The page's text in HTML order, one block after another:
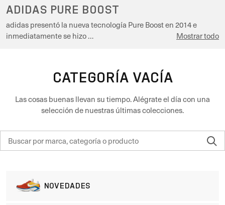
ADIDAS PURE BOOST
adidas presentó la nueva tecnología Pure Boost en 2014 e
inmediatamente se hizo …
Mostrar todo
CATEGORÍA VACÍA
Las cosas buenas llevan su tiempo. Alégrate el día con una
selección de nuestras últimas colecciones.
NOVEDADES